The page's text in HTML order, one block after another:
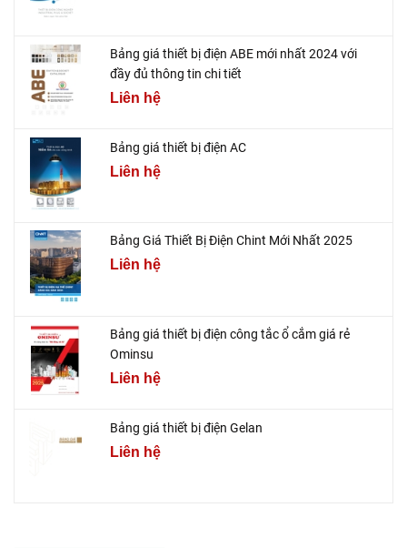
Bảng giá thiết bị điện ABE mới nhất 2024 với
đầy đủ thông tin chi tiết
Liên hệ
Bảng giá thiết bị điện AC
Liên hệ
Bảng Giá Thiết Bị Điện Chint Mới Nhất 2025
Liên hệ
Bảng giá thiết bị điện công tắc ổ cắm giá rẻ
Ominsu
Liên hệ
Bảng giá thiết bị điện Gelan
Liên hệ